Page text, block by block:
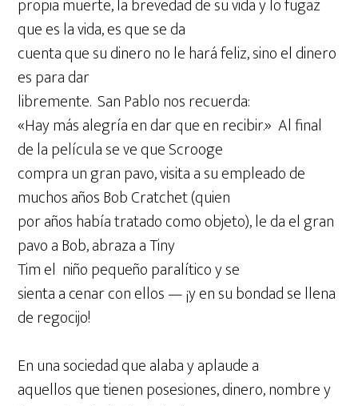
propia muerte, la brevedad de su vida y lo fugaz
que es la vida, es que se da
cuenta que su dinero no le hará feliz, sino el dinero
es para dar
libremente. San Pablo nos recuerda:
«Hay más alegría en dar que en recibir.» Al final
de la película se ve que Scrooge
compra un gran pavo, visita a su empleado de
muchos años Bob Cratchet (quien
por años había tratado como objeto), le da el gran
pavo a Bob, abraza a Tiny
Tim el niño pequeño paralítico y se
sienta a cenar con ellos — ¡y en su bondad se llena
de regocijo!
En una sociedad que alaba y aplaude a
aquellos que tienen posesiones, dinero, nombre y